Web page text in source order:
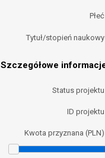
Płeć
Tytuł/stopień naukowy
Szczegółowe
Status projektu
ID projektu
Kwota przyznana (PLN)